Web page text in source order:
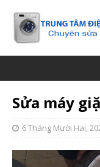
Sửa máy
6 Tháng Mười Hai,